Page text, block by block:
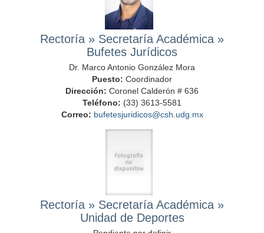
Rectoría » Secretaría Académica »
Bufetes Jurídicos
Dr. Marco Antonio González Mora
Puesto: Coordinador
Dirección: Coronel Calderón # 636
Teléfono: (33) 3613-5581
Correo: bufetesjuridicos@csh.udg.mx
Rectoría » Secretaría Académica »
Unidad de Deportes